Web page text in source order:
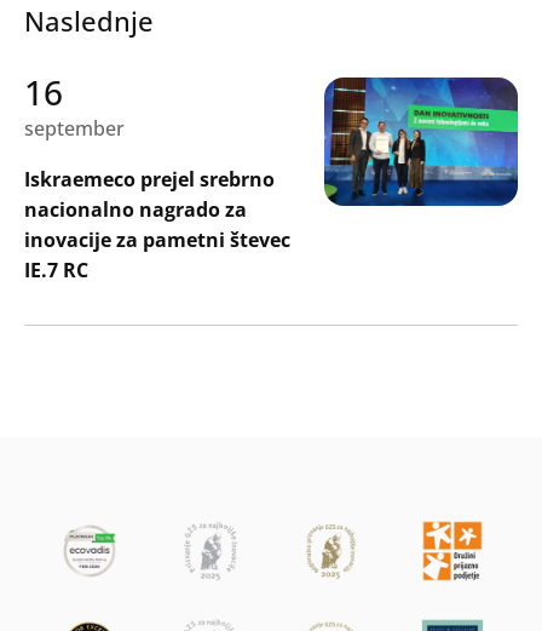
Naslednje
16
september
Iskraemeco prejel srebrno
nacionalno nagrado za
inovacije za pametni števec
IE.7 RC